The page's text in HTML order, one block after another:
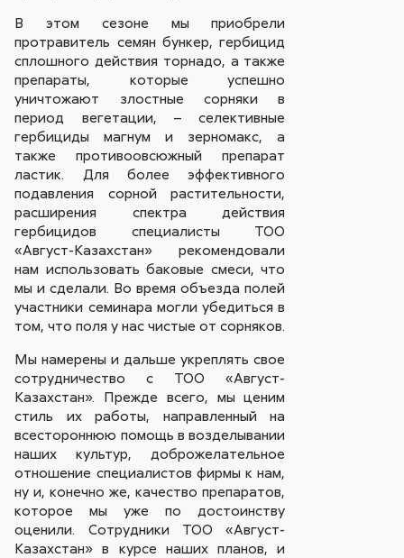
В этом сезоне мы приобрели
протравитель семян бункер, гербицид
сплошного действия торнадо, а также
препараты, которые успешно
уничтожают злостные сорняки в
период вегетации, – селективные
гербициды магнум и зерномакс, а
также противоовсюжный препарат
ластик. Для более эффективного
подавления сорной растительности,
расширения спектра действия
гербицидов специалисты ТОО
«Август-Казахстан» рекомендовали
нам использовать баковые смеси, что
мы и сделали. Во время объезда полей
участники семинара могли убедиться в
том, что поля у нас чистые от сорняков.
Мы намерены и дальше укреплять свое
сотрудничество с ТОО «Август-
Казахстан». Прежде всего, мы ценим
стиль их работы, направленный на
всестороннюю помощь в возделывании
наших культур, доброжелательное
отношение специалистов фирмы к нам,
ну и, конечно же, качество препаратов,
которое мы уже по достоинству
оценили. Сотрудники ТОО «Август-
Казахстан» в курсе наших планов, и